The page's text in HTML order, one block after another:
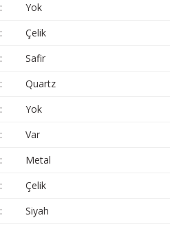
:
Yok
:
Çelik
:
Safir
:
Quartz
:
Yok
:
Var
:
Metal
:
Çelik
:
Siyah